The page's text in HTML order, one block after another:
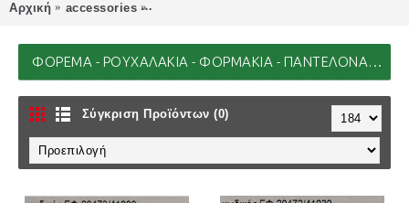
Αρχική accessories ΦΟΡΕΜΑ - ΡΟΥΧΑΛΑΚΙΑ - ΦΟΡΜΑΚΙΑ -
ΦΟΡΕΜΑ - ΡΟΥΧΑΛΑΚΙΑ - ΦΟΡΜΑΚΙΑ - ΠΑΝΤΕΛΟΝΑΚΙΑ ACCESSORIES ΦΟΡΕΜΑ - ΡΟΥΧΑΛΑΚΙΑ - ΦΟΡΜΑΚΙΑ - ΠΑΝΤΕΛΟΝΑΚΙΑ
Σύγκριση Προϊόντων (0)